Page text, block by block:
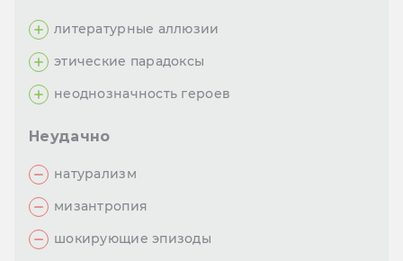
литературные аллюзии
этические парадоксы
неоднозначность героев
Неудачно
натурализм
мизантропия
шокирующие эпизоды